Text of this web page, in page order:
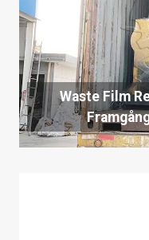
Waste Film